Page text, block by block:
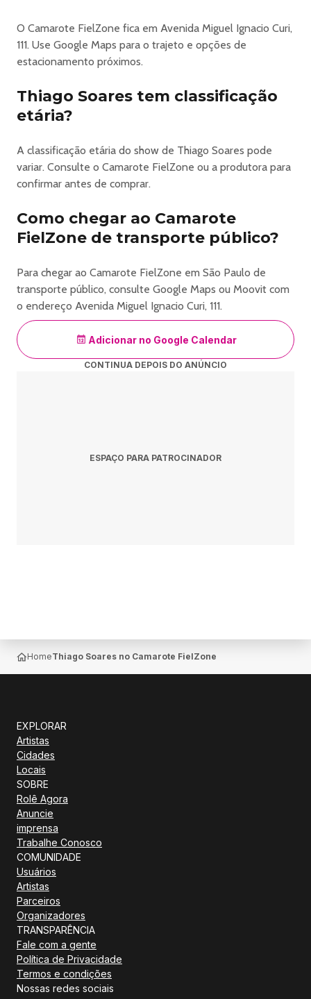
O Camarote FielZone fica em Avenida Miguel Ignacio Curi,
111. Use Google Maps para o trajeto e opções de
estacionamento próximos.
Thiago Soares tem classificação
etária?
A classificação etária do show de Thiago Soares pode
variar. Consulte o Camarote FielZone ou a produtora para
confirmar antes de comprar.
Como chegar ao Camarote
FielZone de transporte público?
Para chegar ao Camarote FielZone em São Paulo de
transporte público, consulte Google Maps ou Moovit com
o endereço Avenida Miguel Ignacio Curi, 111.
Adicionar no Google Calendar
CONTINUA DEPOIS DO ANÚNCIO
ESPAÇO PARA PATROCINADOR
HomeThiago Soares no Camarote FielZone — São Paulo
EXPLORAR
Artistas
Cidades
Locais
SOBRE
Rolê Agora
Anuncie
imprensa
Trabalhe Conosco
COMUNIDADE
Usuários
Artistas
Parceiros
Organizadores
TRANSPARÊNCIA
Fale com a gente
Política de Privacidade
Termos e condições
Nossas redes sociais